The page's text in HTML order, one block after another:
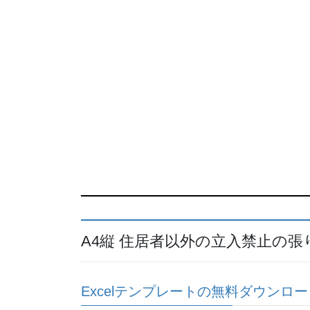
A4縦 住居者以外の立入禁止の張
Excelテンプレートの無料ダウンロー